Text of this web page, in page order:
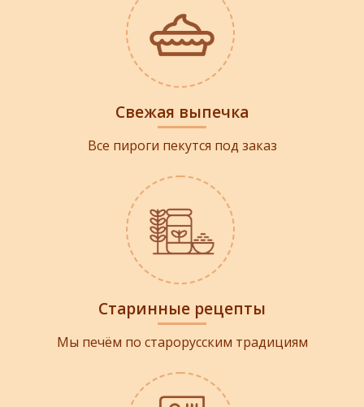
Свежая выпечка
Все пироги пекутся под заказ
Старинные рецепты
Мы печём по старорусским традициям